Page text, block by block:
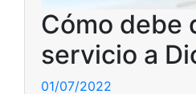
Cómo debe
servicio a
01/07/2022